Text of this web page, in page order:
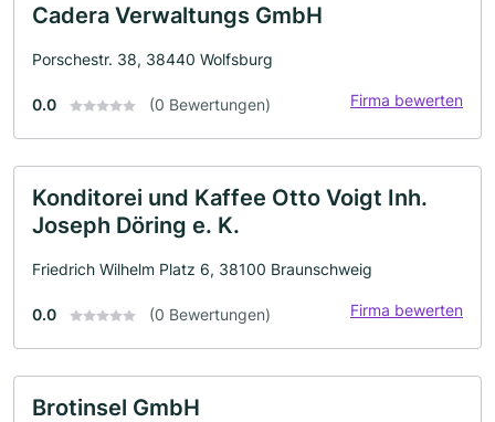
Cadera Verwaltungs GmbH
Porschestr. 38, 38440 Wolfsburg
0.0 (0 Bewertungen) Firma bewerten
Konditorei und Kaffee Otto Voigt Inh.
Joseph Döring e. K.
Friedrich Wilhelm Platz 6, 38100 Braunschweig
0.0 (0 Bewertungen) Firma bewerten
Brotinsel GmbH